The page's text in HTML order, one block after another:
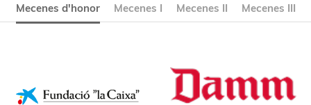
Mecenes d'honor Mecenes I Mecenes II Mecenes III